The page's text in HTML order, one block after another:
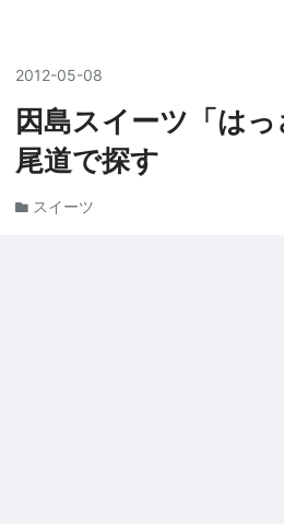
2012-05-08
因島スイーツ「は
尾道で探す
スイーツ